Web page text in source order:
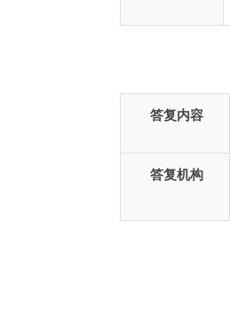
答复内容
答复机构